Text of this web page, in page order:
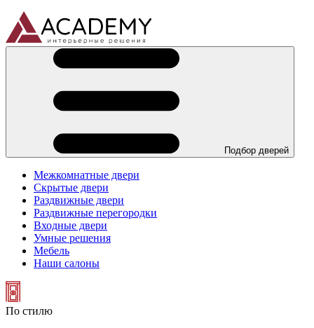
Подбор дверей
Межкомнатные двери
Скрытые двери
Раздвижные двери
Раздвижные перегородки
Входные двери
Умные решения
Мебель
Наши салоны
По стилю